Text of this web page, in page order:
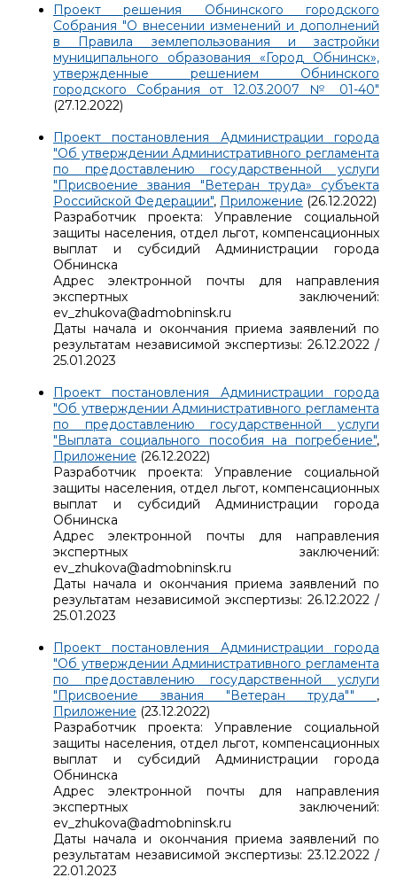
Проект решения Обнинского городского
Собрания "О внесении изменений и дополнений
в Правила землепользования и застройки
муниципального образования «Город Обнинск»,
утвержденные решением Обнинского
городского Собрания от 12.03.2007 № 01-40"
(27.12.2022)
Проект постановления Администрации города
"Об утверждении Административного регламента
по предоставлению государственной услуги
"Присвоение звания "Ветеран труда» субъекта
Российской Федерации", Приложение (26.12.2022)
Разработчик проекта: Управление социальной
защиты населения, отдел льгот, компенсационных
выплат и субсидий Администрации города
Обнинска
Адрес электронной почты для направления
экспертных заключений:
ev_zhukova@admobninsk.ru
Даты начала и окончания приема заявлений по
результатам независимой экспертизы: 26.12.2022 /
25.01.2023
Проект постановления Администрации города
"Об утверждении Административного регламента
по предоставлению государственной услуги
"Выплата социального пособия на погребение",
Приложение (26.12.2022)
Разработчик проекта: Управление социальной
защиты населения, отдел льгот, компенсационных
выплат и субсидий Администрации города
Обнинска
Адрес электронной почты для направления
экспертных заключений:
ev_zhukova@admobninsk.ru
Даты начала и окончания приема заявлений по
результатам независимой экспертизы: 26.12.2022 /
25.01.2023
Проект постановления Администрации города
"Об утверждении Административного регламента
по предоставлению государственной услуги
"Присвоение звания "Ветеран труда"" ,
Приложение (23.12.2022)
Разработчик проекта: Управление социальной
защиты населения, отдел льгот, компенсационных
выплат и субсидий Администрации города
Обнинска
Адрес электронной почты для направления
экспертных заключений:
ev_zhukova@admobninsk.ru
Даты начала и окончания приема заявлений по
результатам независимой экспертизы: 23.12.2022 /
22.01.2023